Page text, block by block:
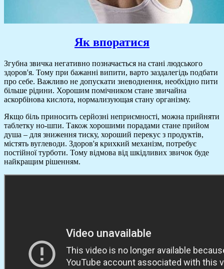
Як впоратися
Згубна звичка негативно позначається на стані людського
здоров'я. Тому при бажанні випити, варто заздалегідь подбати
про себе. Важливо не допускати зневоднення, необхідно пити
більше рідини. Хорошим помічником стане звичайна
аскорбінова кислота, нормализующая стану організму.
Якщо біль приносить серйозні неприємності, можна прийняти
таблетку но-шпи. Також хорошими порадами стане прийом
душа – для зниження тиску, хороший перекус з продуктів,
містять вуглеводи. Здоров'я крихкий механізм, потребує
постійної турботи. Тому відмова від шкідливих звичок буде
найкращим рішенням.